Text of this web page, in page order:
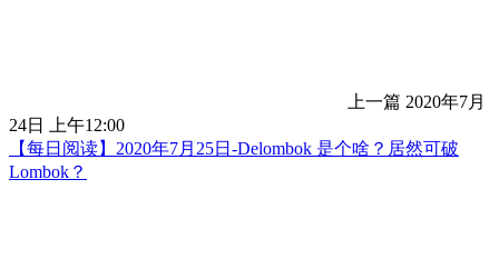
上一篇 2020年7月
24日 上午12:00
【每日阅读】2020年7月25日-Delombok 是个啥？居然可破
Lombok？